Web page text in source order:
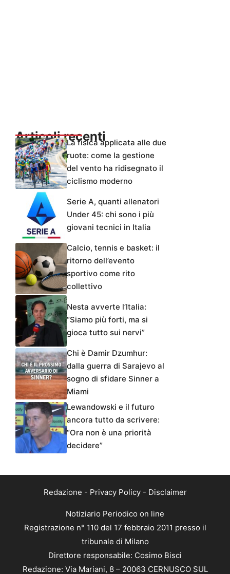
Articoli recentiLa fisica applicata alle due
ruote: come la gestione
del vento ha ridisegnato il
ciclismo moderno
Serie A, quanti allenatori
Under 45: chi sono i più
giovani tecnici in Italia
Calcio, tennis e basket: il
ritorno dell’evento
sportivo come rito
collettivo
Nesta avverte l’Italia:
“Siamo più forti, ma si
gioca tutto sui nervi”
Chi è Damir Dzumhur:
dalla guerra di Sarajevo al
sogno di sfidare Sinner a
Miami
Lewandowski e il futuro
ancora tutto da scrivere:
“Ora non è una priorità
decidere”
Redazione - Privacy Policy- Disclaimer
Notiziario Periodico on line
Registrazione n° 110 del 17 febbraio 2011 presso il
tribunale di Milano
Direttore responsabile: Cosimo Bisci
Redazione: Via Mariani, 8 – 20063 CERNUSCO SUL